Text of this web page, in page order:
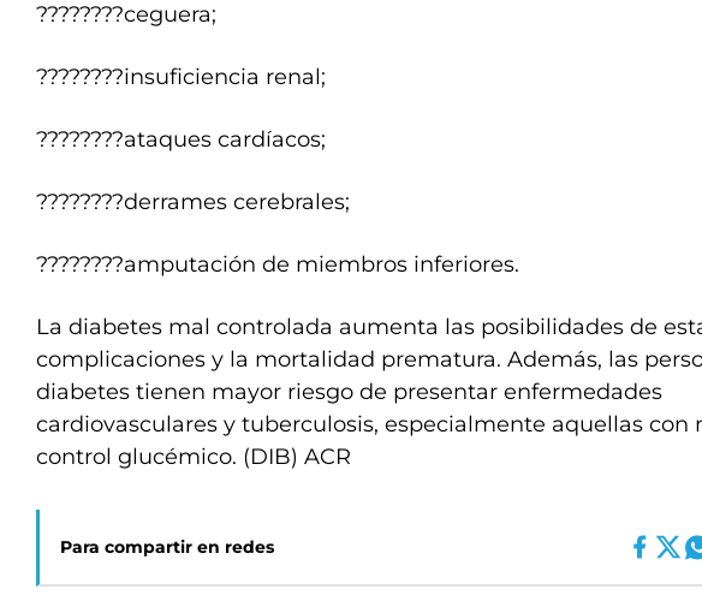
????????ceguera;
????????insuficiencia renal;
????????ataques cardíacos;
????????derrames cerebrales;
????????amputación de miembros inferiores.
La diabetes mal controlada aumenta las posibilidades de
complicaciones y la mortalidad prematura. Además, las
diabetes tienen mayor riesgo de presentar enfermedades
cardiovasculares y tuberculosis, especialmente aquellas con
control glucémico. (DIB) ACR
Para compartir en redes